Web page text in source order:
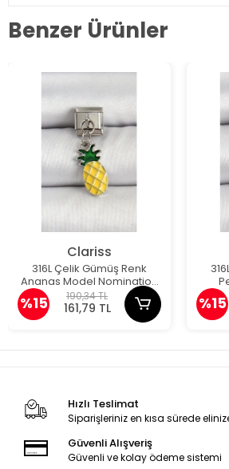
Benzer Ürünler
Clariss
316L Çelik Gümüş Renk
Ananas Model Nomination
Charm
%15 190,34 TL
161,79 TL %15
Hızlı Teslimat
Siparişleriniz en kısa sürede
Güvenli Alışveriş
Güvenli ve kolay ödeme sistemi